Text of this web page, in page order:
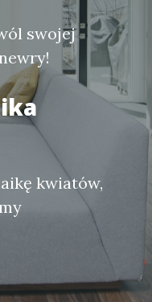
swojej
kwiatów,